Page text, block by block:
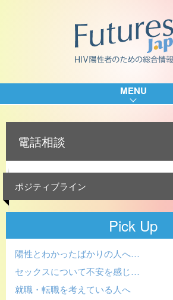
MENU
電話相談
ポジティブライン
Pick Up
陽性とわかったばかりの人へ…
セックスについて不安を感じ…
就職・転職を考えている人へ